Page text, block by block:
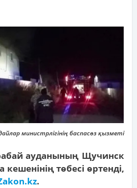
министрлігінің баспасөз қызметі
ауданының Щучинск
төбесі өртенді,
.